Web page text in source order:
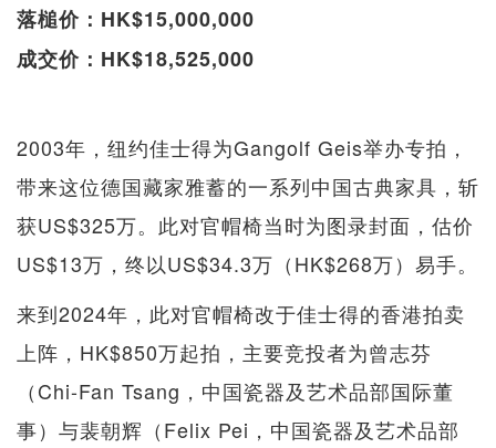
落槌价：HK$15,000,000
成交价：HK$18,525,000
2003年，纽约佳士得为Gangolf Geis举办专拍，
带来这位德国藏家雅蓄的一系列中国古典家具，斩
获US$325万。此对官帽椅当时为图录封面，估价
US$13万，终以US$34.3万（HK$268万）易手。
来到2024年，此对官帽椅改于佳士得的香港拍卖
上阵，HK$850万起拍，主要竞投者为曾志芬
（Chi-Fan Tsang，中国瓷器及艺术品部国际董
事）与裴朝辉（Felix Pei，中国瓷器及艺术品部